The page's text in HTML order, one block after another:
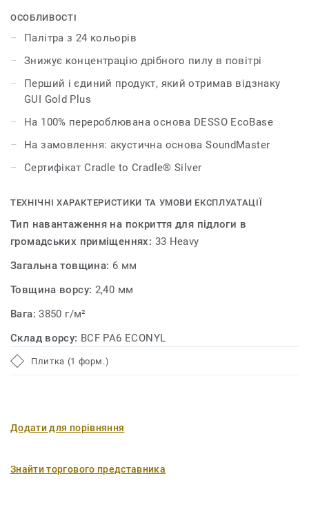
що його запатентована технологія знижує
концентрацію дрібного пилу в повітрі в чотири рази
ефективніше, ніж звичайні килими й у вісім разів
ефективніше, ніж інші види покриттів. Плитка має
петлевий ворс і палітру з 24 кольорів.
ОСОБЛИВОСТІ
Палітра з 24 кольорів
Знижує концентрацію дрібного пилу в повітрі
Перший і єдиний продукт, який отримав відзнаку
GUI Gold Plus
На 100% перероблювана основа DESSO EcoBase
На замовлення: акустична основа SoundMaster
Сертифікат Cradle to Cradle® Silver
ТЕХНІЧНІ ХАРАКТЕРИСТИКИ ТА УМОВИ ЕКСПЛУАТАЦІЇ
Тип навантаження на покриття для підлоги в
громадських приміщеннях: 33 Heavy
Загальна товщина: 6 мм
Товщина ворсу: 2,40 мм
Вага:3850 г/м²
Склад ворсу: BCF PA6 ECONYL
Плитка (1 форм.)
Додати для порівняння
Знайти торгового представника